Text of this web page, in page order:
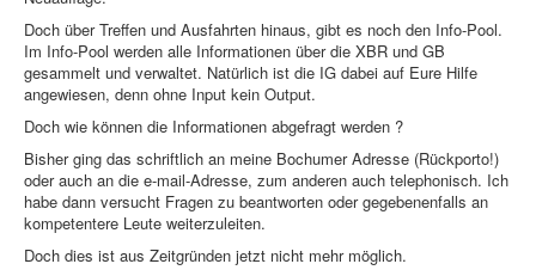
Doch über Treffen und Ausfahrten hinaus, gibt es noch den Info-Pool.
Im Info-Pool werden alle Informationen über die XBR und GB
gesammelt und verwaltet. Natürlich ist die IG dabei auf Eure Hilfe
angewiesen, denn ohne Input kein Output.
Doch wie können die Informationen abgefragt werden ?
Bisher ging das schriftlich an meine Bochumer Adresse (Rückporto!)
oder auch an die e-mail-Adresse, zum anderen auch telephonisch. Ich
habe dann versucht Fragen zu beantworten oder gegebenenfalls an
kompetentere Leute weiterzuleiten.
Doch dies ist aus Zeitgründen jetzt nicht mehr möglich.